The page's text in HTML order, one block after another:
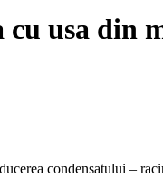
usa din
condensatului –